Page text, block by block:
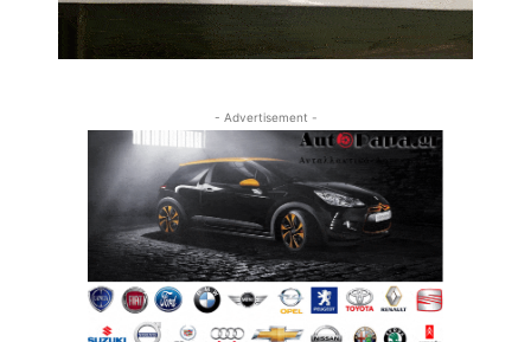
- Advertisement -